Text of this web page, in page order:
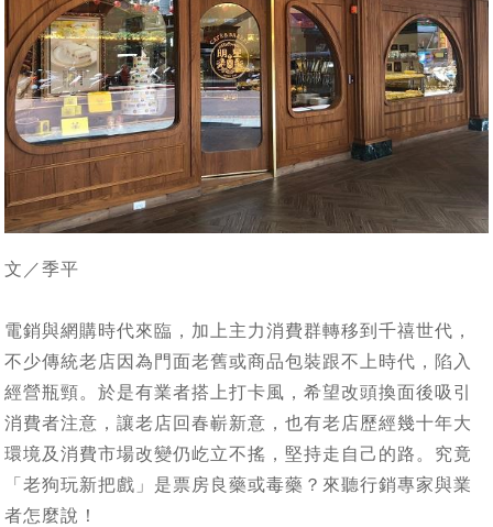
文／季平
電銷與網購時代來臨，加上主力消費群轉移到千禧世代，
不少傳統老店因為門面老舊或商品包裝跟不上時代，陷入
經營瓶頸。於是有業者搭上打卡風，希望改頭換面後吸引
消費者注意，讓老店回春嶄新意，也有老店歷經幾十年大
環境及消費市場改變仍屹立不搖，堅持走自己的路。究竟
「老狗玩新把戲」是票房良藥或毒藥？來聽行銷專家與業
者怎麼說！